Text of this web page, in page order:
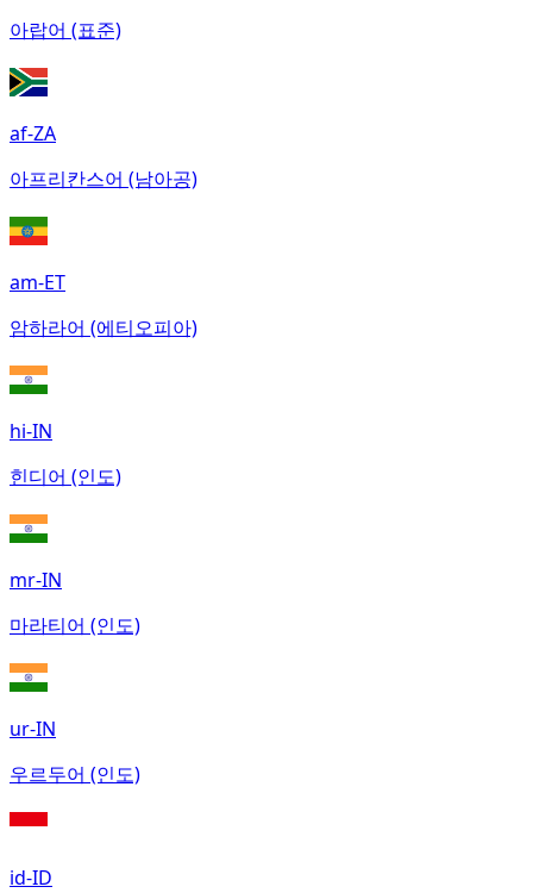
아랍어 (표준)
af-ZA
아프리칸스어 (남아공)
am-ET
암하라어 (에티오피아)
hi-IN
힌디어 (인도)
mr-IN
마라티어 (인도)
ur-IN
우르두어 (인도)
id-ID